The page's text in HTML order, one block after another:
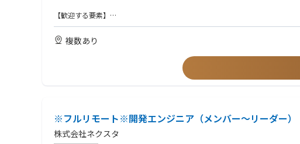
・事業課題の発見、改善策の立案、効果検証
【本ポジションに期待する役割】
・戦略に紐づいたSalesforceに関連する業務プロセスの再構築
（将来的には）Salestechの企画・導入・運用、BIツール（Tableau）の設計・
所属部門：事業企画部DX推進グループ
組織人数：4名
【歓迎する要素】
・課題特定・企画立案・Pjt組成・Pjt推進等の企画業務経験
・Tableau、PowerBIなどのBIツールの使用経験
・スプレッドシート・SQL・SOQLを用いたデータ抽出、加工・分析経験
複数あり
※フルリモート※開発エンジニア（メンバー～リーダー）
株式会社ネクスタ